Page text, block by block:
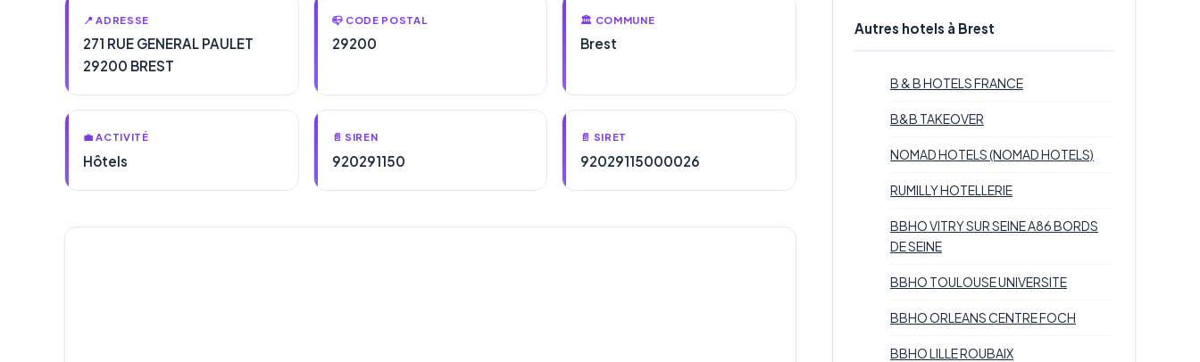
📍 ADRESSE
271 RUE GENERAL PAULET
29200 BREST
📪 CODE POSTAL
29200
🏛️ COMMUNE
Brest
💼 ACTIVITÉ
Hôtels
📄 SIREN
920291150
📄 SIRET
92029115000026
Autres hotels à Brest
B & B HOTELS FRANCE
B&B TAKEOVER
NOMAD HOTELS (NOMAD HOTELS)
RUMILLY HOTELLERIE
BBHO VITRY SUR SEINE A86 BORDS
DE SEINE
BBHO TOULOUSE UNIVERSITE
BBHO ORLEANS CENTRE FOCH
BBHO LILLE ROUBAIX